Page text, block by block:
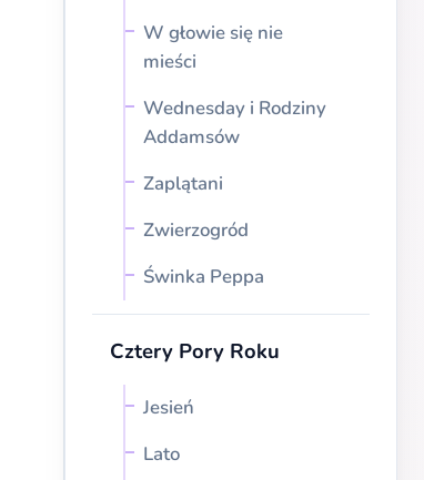
W głowie się nie
mieści
Wednesday i Rodziny
Addamsów
Zaplątani
Zwierzogród
Świnka Peppa
Cztery Pory Roku
Jesień
Lato